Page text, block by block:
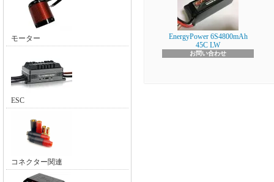
モーター
ESC
コネクター関連
EnergyPower 6S4800mAh
45C LW
お問い合わせ